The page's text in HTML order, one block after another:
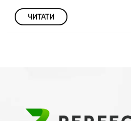
ЧИТАТИ